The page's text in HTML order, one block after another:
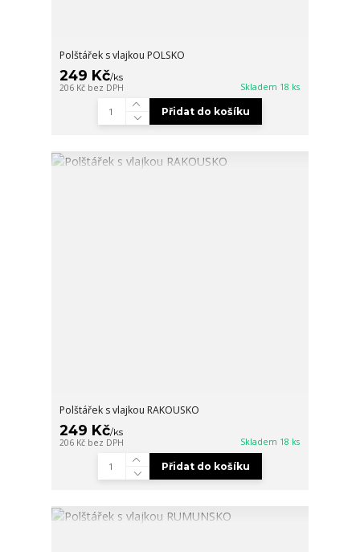
Polštářek s vlajkou POLSKO
249 Kč/ks
206 Kč bez DPH Skladem 18 ks
Přidat do košíku
Polštářek s vlajkou RAKOUSKO
249 Kč/ks
206 Kč bez DPH Skladem 18 ks
Přidat do košíku